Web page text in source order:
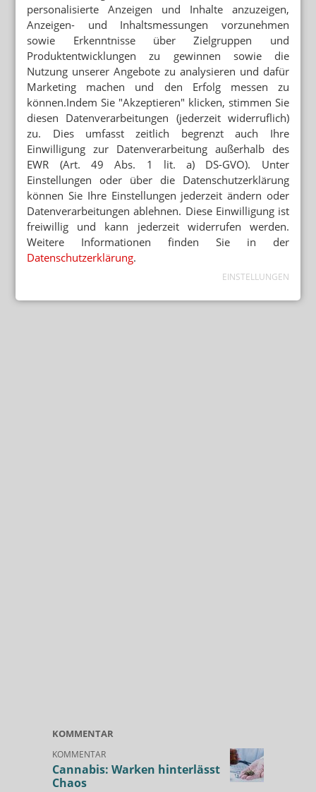
personalisierte Anzeigen und Inhalte anzuzeigen,
Anzeigen- und Inhaltsmessungen vorzunehmen
sowie Erkenntnisse über Zielgruppen und
Produktentwicklungen zu gewinnen sowie die
Nutzung unserer Angebote zu analysieren und dafür
Marketing machen und den Erfolg messen zu
können.Indem Sie "Akzeptieren" klicken, stimmen Sie
diesen Datenverarbeitungen (jederzeit widerruflich)
zu. Dies umfasst zeitlich begrenzt auch Ihre
Einwilligung zur Datenverarbeitung außerhalb des
EWR (Art. 49 Abs. 1 lit. a) DS-GVO). Unter
Einstellungen oder über die Datenschutzerklärung
können Sie Ihre Einstellungen jederzeit ändern oder
Datenverarbeitungen ablehnen. Diese Einwilligung ist
freiwillig und kann jederzeit widerrufen werden.
Weitere Informationen finden Sie in der
Datenschutzerklärung.
EINSTELLUNGEN
KOMMENTAR
KOMMENTAR
Cannabis: Warken hinterlässt
Chaos